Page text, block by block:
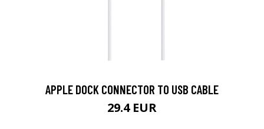
APPLE DOCK CONNECTOR TO USB CABLE
29.4 EUR